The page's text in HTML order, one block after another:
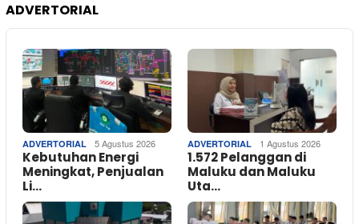
ADVERTORIAL
ADVERTORIAL 5 Agustus 2026
Kebutuhan Energi
Meningkat, Penjualan
Li…
ADVERTORIAL 1 Agustus 2026
1.572 Pelanggan di
Maluku dan Maluku
Uta…